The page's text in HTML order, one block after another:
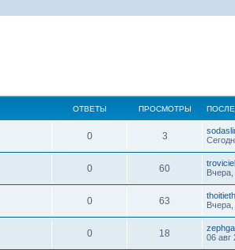
ОТВЕТЫ ПРОСМОТРЫ
0 3
0 60
0 63
0 18
06 авг